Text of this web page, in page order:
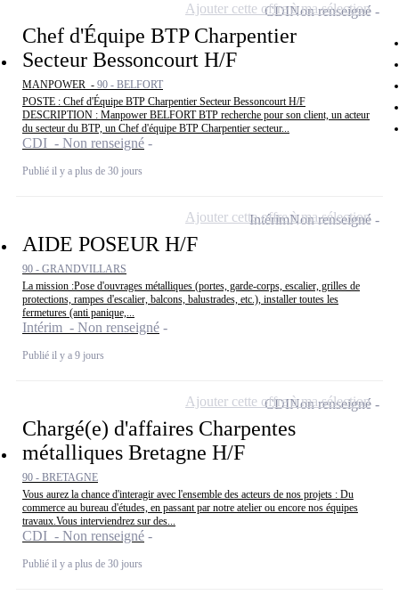
Chef d'Équipe BTP Charpentier
Secteur Bessoncourt H/F
MANPOWER - 90 - BELFORT
POSTE : Chef d'Équipe BTP Charpentier Secteur Bessoncourt H/F
DESCRIPTION : Manpower BELFORT BTP recherche pour son client, un acteur
du secteur du BTP, un Chef d'équipe BTP Charpentier secteur...
CDI - Non renseigné
Publié il y a plus de 30 jours
CDINon renseigné
Ajouter cette offre à ma sélection
AIDE POSEUR H/F
90 - GRANDVILLARS
La mission :Pose d'ouvrages métalliques (portes, garde-corps, escalier, grilles de
protections, rampes d'escalier, balcons, balustrades, etc.), installer toutes les
fermetures (anti panique,...
Intérim - Non renseigné
Publié il y a 9 jours
IntérimNon renseigné
Ajouter cette offre à ma sélection
Chargé(e) d'affaires Charpentes
métalliques Bretagne H/F
90 - BRETAGNE
Vous aurez la chance d'interagir avec l'ensemble des acteurs de nos projets : Du
commerce au bureau d'études, en passant par notre atelier ou encore nos équipes
travaux.Vous interviendrez sur des...
CDI - Non renseigné
Publié il y a plus de 30 jours
CDINon renseigné
Ajouter cette offre à ma sélection